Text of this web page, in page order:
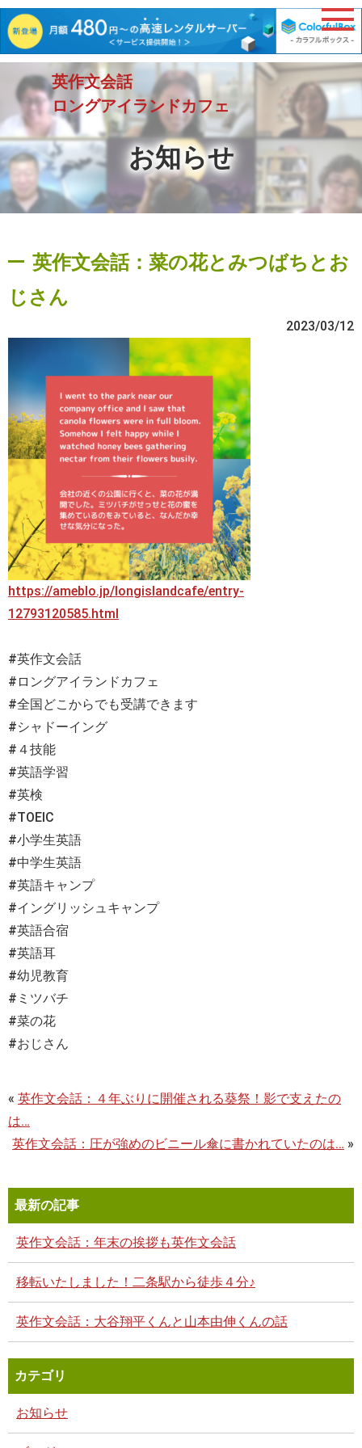
英作文会話
ロングアイランドカフェ
お知らせ
英作文会話：菜の花とみつばちとお
じさん
2023/03/12
https://ameblo.jp/longislandcafe/entry-
12793120585.html
#英作文会話
#ロングアイランドカフェ
#全国どこからでも受講できます
#シャドーイング
#４技能
#英語学習
#英検
#TOEIC
#小学生英語
#中学生英語
#英語キャンプ
#イングリッシュキャンプ
#英語合宿
#英語耳
#幼児教育
#ミツバチ
#菜の花
#おじさん
« 英作文会話：４年ぶりに開催される葵祭！影で支えたの
は…
英作文会話：圧が強めのビニール傘に書かれていたのは… »
最新の記事
英作文会話：年末の挨拶も英作文会話
移転いたしました！二条駅から徒歩４分♪
英作文会話：大谷翔平くんと山本由伸くんの話
カテゴリ
お知らせ